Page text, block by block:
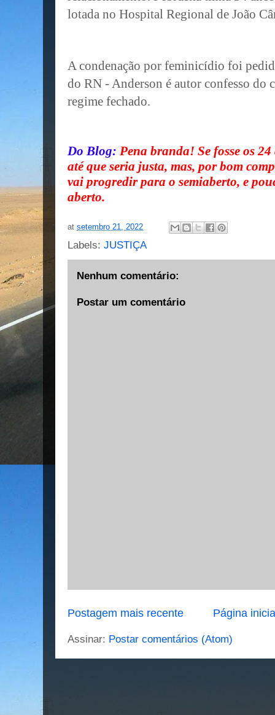
lotada no Hospital Regional de João
A condenação por feminicídio foi
do RN - Anderson é autor confesso do
regime fechado.
Do Blog: Pena branda! Se fosse os
até que seria justa, mas, por bom
vai progredir para o semiaberto, e
aberto.
at setembro 21, 2022
Labels: JUSTIÇA
Nenhum comentário:
Postar um comentário
Postagem mais recente Página
Assinar: Postar comentários (Atom)